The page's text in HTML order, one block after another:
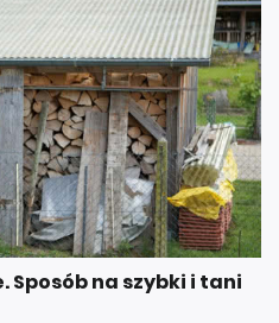
na szybki i tani